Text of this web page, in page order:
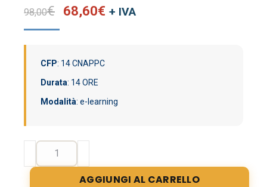
98,00€ Il
era:
98,00€.
68,60€ Il
+ IVA
CFP: 14 CNAPPC
Durata: 14 ORE
Modalità: e-learning
Corso
learning
AGGIUNGI AL CARRELLO